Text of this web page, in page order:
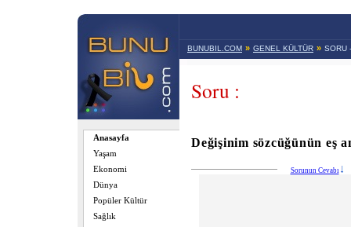
Anasayfa
Yaşam
Ekonomi
Dünya
Popüler Kültür
Sağlık
BUNUBIL.COM » GENEL KÜLTÜR » SORU
Soru :
Değişinim sözcüğünün eş
Sorunun Cevabı